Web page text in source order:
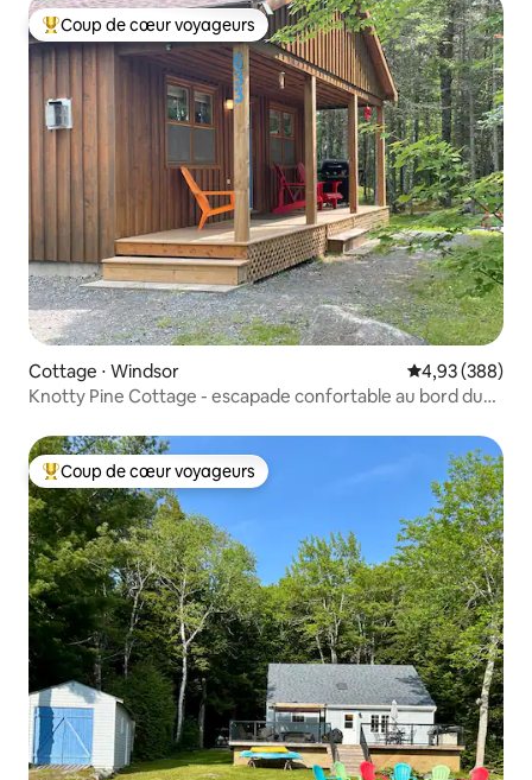
Coups de cœur voyageurs les plus appréciés
Coup de cœur voyageurs
Cottage ⋅ Windsor Évaluation
4,93 (388)
Knotty Pine Cottage - escapade confortable au bord du
Coups de cœur voyageurs les plus appréciés
Coup de cœur voyageurs